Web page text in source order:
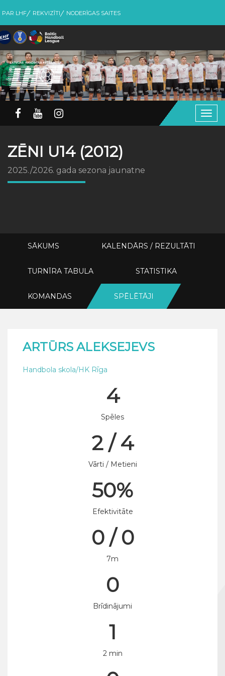
PAR LHF REKVIZĪTI NODERĪGAS SAITES
ZĒNI U14 (2012)
2025./2026. gada sezona jaunatne
SĀKUMS KALENDĀRS / REZULTĀTI
TURNĪRA TABULA STATISTIKA
KOMANDAS SPĒLĒTĀJI
ARTŪRS ALEKSEJEVS
Handbola skola/HK Rīga
4
Spēles
2 / 4
Vārti / Metieni
50%
Efektivitāte
0 / 0
7m
0
Brīdinājumi
1
2 min